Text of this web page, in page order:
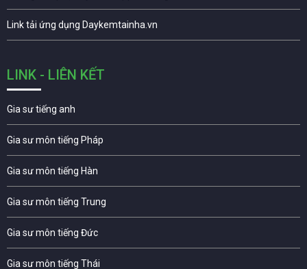
Link tải ứng dụng Daykemtainha.vn
LINK - LIÊN KẾT
Gia sư tiếng anh
Gia sư môn tiếng Pháp
Gia sư môn tiếng Hàn
Gia sư môn tiếng Trung
Gia sư môn tiếng Đức
Gia sư môn tiếng Thái